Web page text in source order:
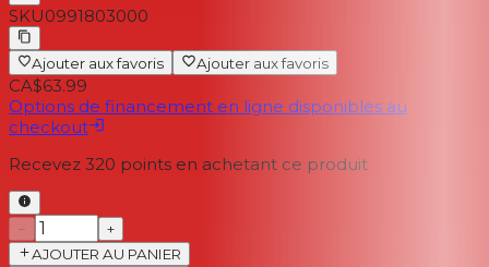
SKU0991803000
Ajouter aux favoris Ajouter aux favoris
CA$63.99
Options de financement en ligne disponibles au
checkout
Recevez 320 points en achetant ce produit
−
+
AJOUTER AU PANIER